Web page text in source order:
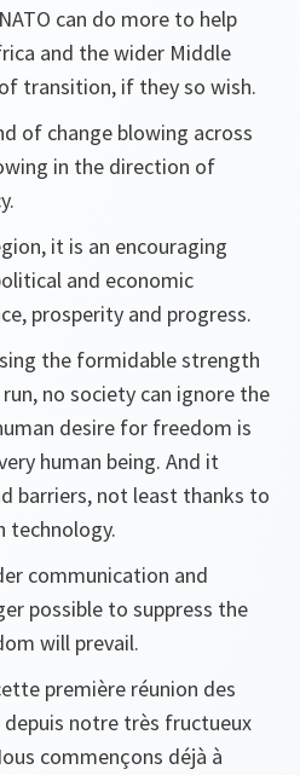
can do more to help
and the wider Middle
transition, if they so wish.
of change blowing across
in the direction of
it is an encouraging
and economic
prosperity and progress.
the formidable strength
no society can ignore the
desire for freedom is
human being. And it
barriers, not least thanks to
technology.
communication and
possible to suppress the
will prevail.
première réunion des
notre très fructueux
commençons déjà à